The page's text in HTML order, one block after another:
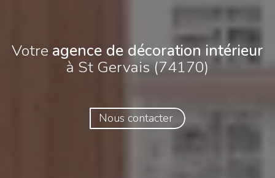
Votre agence de décoration intérieur
à St Gervais (74170)
Nous contacter